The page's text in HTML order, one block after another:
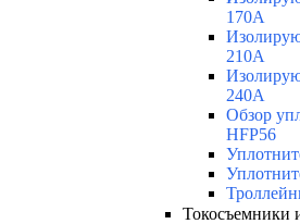
170A
210A
240A
Обзор
HFP56
Токосъемники